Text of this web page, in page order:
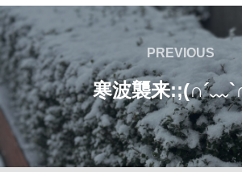
投
稿
ナ
PREVIOUS
PREVIOUS
寒波襲来